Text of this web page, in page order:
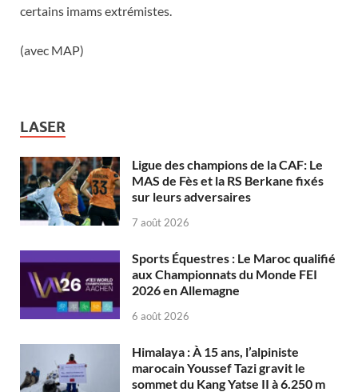
certains imams extrémistes.
(avec MAP)
LASER
Ligue des champions de la CAF: Le
MAS de Fès et la RS Berkane fixés
sur leurs adversaires
7 août 2026
Sports Équestres : Le Maroc qualifié
aux Championnats du Monde FEI
2026 en Allemagne
6 août 2026
Himalaya : À 15 ans, l’alpiniste
marocain Youssef Tazi gravit le
sommet du Kang Yatse II à 6.250 m